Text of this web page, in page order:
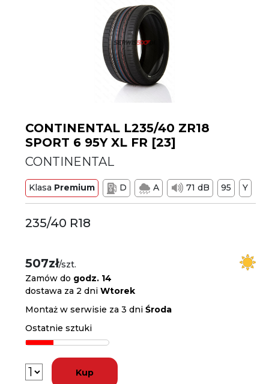
CONTINENTAL L235/40 ZR18
SPORT 6 95Y XL FR [23]
CONTINENTAL
Klasa Premium D A 71 dB 95 Y
235/40 R18
507zł/szt.
Zamów do godz. 14
dostawa za 2 dniWtorek
Montaż w serwisie za 3 dniŚroda
Ostatnie sztuki
Kup